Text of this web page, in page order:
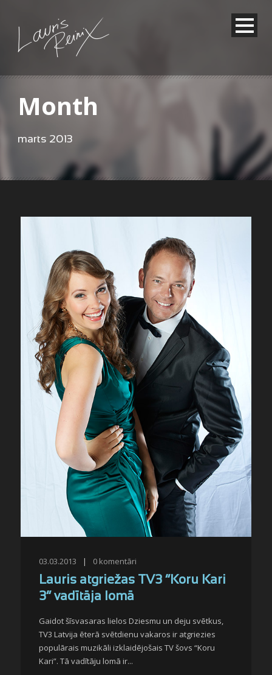
Month
marts 2013
03.03.2013 | 0 komentāri
Lauris atgriežas TV3 “Koru Kari
3” vadītāja lomā
Gaidot šīsvasaras lielos Dziesmu un deju svētkus,
TV3 Latvija ēterā svētdienu vakaros ir atgriezies
populārais muzikāli izklaidējošais TV šovs “Koru
Kari”. Tā vadītāju lomā ir...